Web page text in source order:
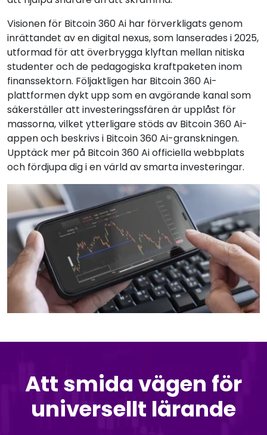
Visionen för Bitcoin 360 Ai har förverkligats genom
inrättandet av en digital nexus, som lanserades i 2025,
utformad för att överbrygga klyftan mellan nitiska
studenter och de pedagogiska kraftpaketen inom
finanssektorn. Följaktligen har Bitcoin 360 Ai-
plattformen dykt upp som en avgörande kanal som
säkerställer att investeringssfären är upplåst för
massorna, vilket ytterligare stöds av Bitcoin 360 Ai-
appen och beskrivs i Bitcoin 360 Ai-granskningen.
Upptäck mer på Bitcoin 360 Ai officiella webbplats
och fördjupa dig i en värld av smarta investeringar.
Att smida vägen för
universellt lärande